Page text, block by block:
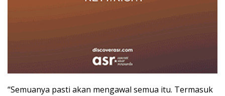
“Semuanya pasti akan mengawal semua itu. Termasuk